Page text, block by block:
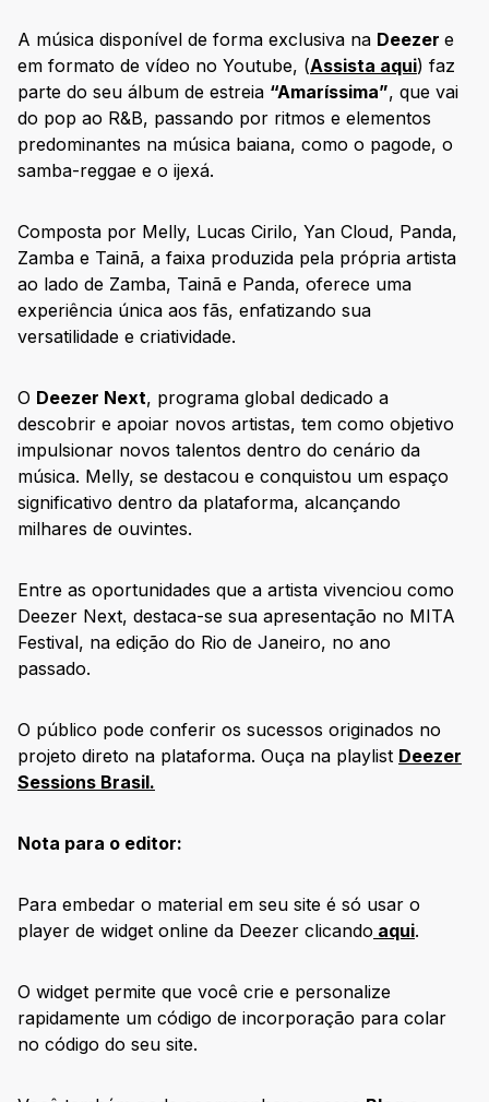
A música disponível de forma exclusiva na Deezer e
em formato de vídeo no Youtube, (Assista aqui) faz
parte do seu álbum de estreia “Amaríssima”, que vai
do pop ao R&B, passando por ritmos e elementos
predominantes na música baiana, como o pagode, o
samba-reggae e o ijexá.
Composta por Melly, Lucas Cirilo, Yan Cloud, Panda,
Zamba e Tainã, a faixa produzida pela própria artista
ao lado de Zamba, Tainã e Panda, oferece uma
experiência única aos fãs, enfatizando sua
versatilidade e criatividade.
O Deezer Next, programa global dedicado a
descobrir e apoiar novos artistas, tem como objetivo
impulsionar novos talentos dentro do cenário da
música. Melly, se destacou e conquistou um espaço
significativo dentro da plataforma, alcançando
milhares de ouvintes.
Entre as oportunidades que a artista vivenciou como
Deezer Next, destaca-se sua apresentação no MITA
Festival, na edição do Rio de Janeiro, no ano
passado.
O público pode conferir os sucessos originados no
projeto direto na plataforma. Ouça na playlist Deezer
Sessions Brasil.
Nota para o editor:
Para embedar o material em seu site é só usar o
player de widget online da Deezer clicando aqui.
O widget permite que você crie e personalize
rapidamente um código de incorporação para colar
no código do seu site.